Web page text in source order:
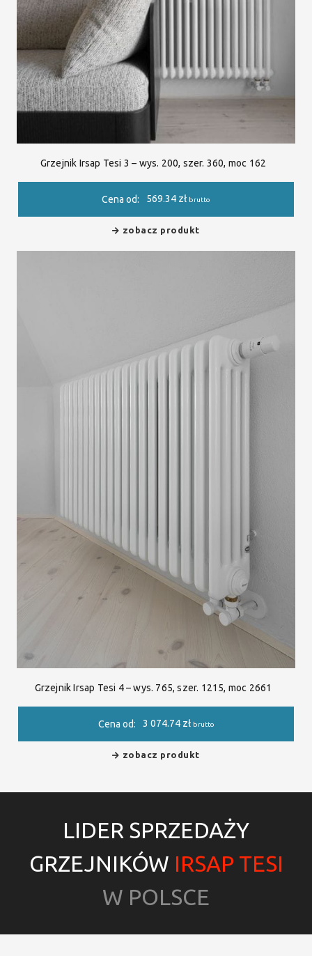
Grzejnik Irsap Tesi 3 – wys. 200, szer. 360, moc 162
Cena od: 569.34 zł brutto
zobacz produkt
Grzejnik Irsap Tesi 4 – wys. 765, szer. 1215, moc 2661
Cena od: 3 074.74 zł brutto
zobacz produkt
LIDER SPRZEDAŻY
GRZEJNIKÓW IRSAP TESI
W POLSCE